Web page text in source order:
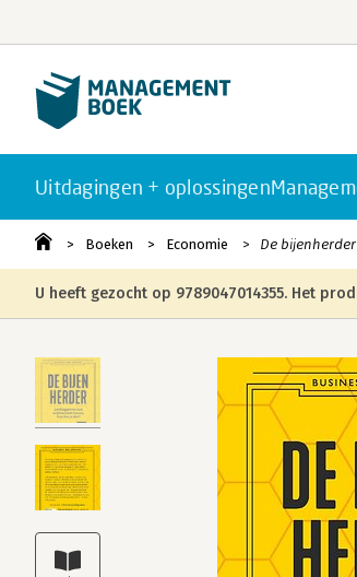
Uitdagingen + oplossingen
Boeken Economie De bijenherder
U heeft gezocht op 9789047014355. Het